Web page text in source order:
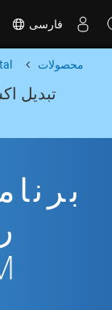
فارسی
محصولات